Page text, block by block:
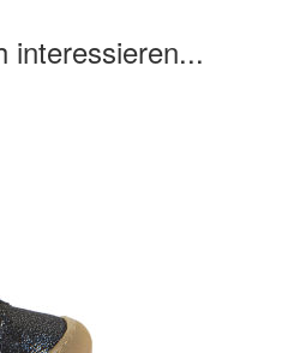
interessieren...